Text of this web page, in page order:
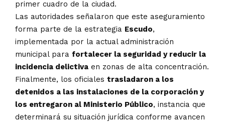
primer cuadro de la ciudad.
Las autoridades señalaron que este aseguramiento
forma parte de la estrategia Escudo,
implementada por la actual administración
municipal para fortalecer la seguridad y reducir la
incidencia delictiva en zonas de alta concentración.
Finalmente, los oficiales trasladaron a los
detenidos a las instalaciones de la corporación y
los entregaron al Ministerio Público, instancia que
determinará su situación jurídica conforme avancen